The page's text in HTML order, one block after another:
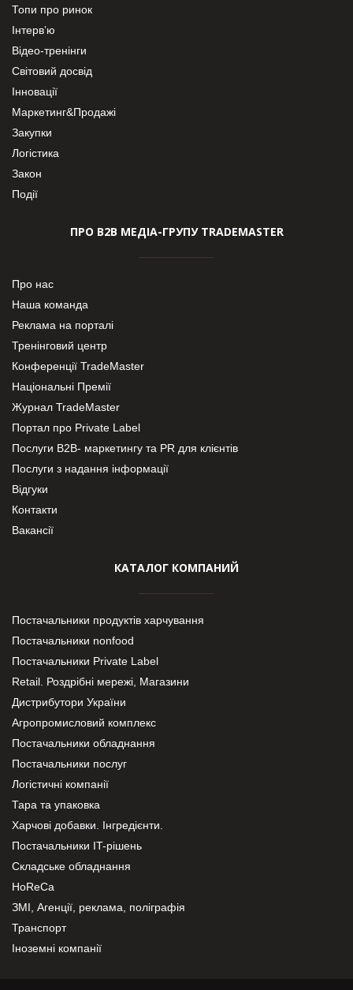
Топи про ринок
Інтерв’ю
Відео-тренінги
Світовий досвід
Інновації
Маркетинг&Продажі
Закупки
Логістика
Закон
Події
ПРО В2В МЕДІА-ГРУПУ TRADEMASTER
Про нас
Наша команда
Реклама на порталі
Тренінговий центр
Конференції TradeMaster
Національні Премії
Журнал TradeMaster
Портал про Private Label
Послуги В2В- маркетингу та PR для клієнтів
Послуги з надання інформації
Відгуки
Контакти
Вакансії
КАТАЛОГ КОМПАНИЙ
Постачальники продуктів харчування
Постачальники nonfood
Постачальники Private Label
Retail. Роздрібні мережі, Магазини
Дистрибутори України
Агропромисловий комплекс
Постачальники обладнання
Постачальники послуг
Логістичні компанії
Тара та упаковка
Харчові добавки. Інгредієнти.
Постачальники IT-рішень
Складське обладнання
HoReCa
ЗМІ, Агенції, реклама, поліграфія
Транспорт
Іноземні компанії